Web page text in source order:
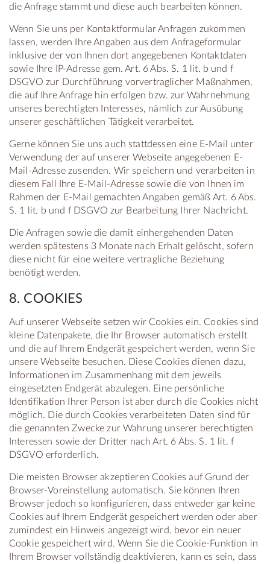
die Anfrage stammt und diese auch bearbeiten können.
Wenn Sie uns per Kontaktformular Anfragen zukommen
lassen, werden Ihre Angaben aus dem Anfrageformular
inklusive der von Ihnen dort angegebenen Kontaktdaten
sowie Ihre IP-Adresse gem. Art. 6 Abs. S. 1 lit. b und f
DSGVO zur Durchführung vorvertraglicher Maßnahmen,
die auf Ihre Anfrage hin erfolgen bzw. zur Wahrnehmung
unseres berechtigten Interesses, nämlich zur Ausübung
unserer geschäftlichen Tätigkeit verarbeitet.
Gerne können Sie uns auch stattdessen eine E-Mail unter
Verwendung der auf unserer Webseite angegebenen E-
Mail-Adresse zusenden. Wir speichern und verarbeiten in
diesem Fall Ihre E-Mail-Adresse sowie die von Ihnen im
Rahmen der E-Mail gemachten Angaben gemäß Art. 6 Abs.
S. 1 lit. b und f DSGVO zur Bearbeitung Ihrer Nachricht.
Die Anfragen sowie die damit einhergehenden Daten
werden spätestens 3 Monate nach Erhalt gelöscht, sofern
diese nicht für eine weitere vertragliche Beziehung
benötigt werden.
8. COOKIES
Auf unserer Webseite setzen wir Cookies ein. Cookies sind
kleine Datenpakete, die Ihr Browser automatisch erstellt
und die auf Ihrem Endgerät gespeichert werden, wenn Sie
unsere Webseite besuchen. Diese Cookies dienen dazu,
Informationen im Zusammenhang mit dem jeweils
eingesetzten Endgerät abzulegen. Eine persönliche
Identifikation Ihrer Person ist aber durch die Cookies nicht
möglich. Die durch Cookies verarbeiteten Daten sind für
die genannten Zwecke zur Wahrung unserer berechtigten
Interessen sowie der Dritter nach Art. 6 Abs. S. 1 lit. f
DSGVO erforderlich.
Die meisten Browser akzeptieren Cookies auf Grund der
Browser-Voreinstellung automatisch. Sie können Ihren
Browser jedoch so konfigurieren, dass entweder gar keine
Cookies auf Ihrem Endgerät gespeichert werden oder aber
zumindest ein Hinweis angezeigt wird, bevor ein neuer
Cookie gespeichert wird. Wenn Sie die Cookie-Funktion in
Ihrem Browser vollständig deaktivieren, kann es sein, dass